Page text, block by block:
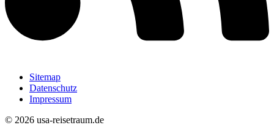
Sitemap
Datenschutz
Impressum
© 2026 usa-reisetraum.de